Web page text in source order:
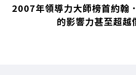
2007年領導力大師榜首約翰
的影響力甚至超越